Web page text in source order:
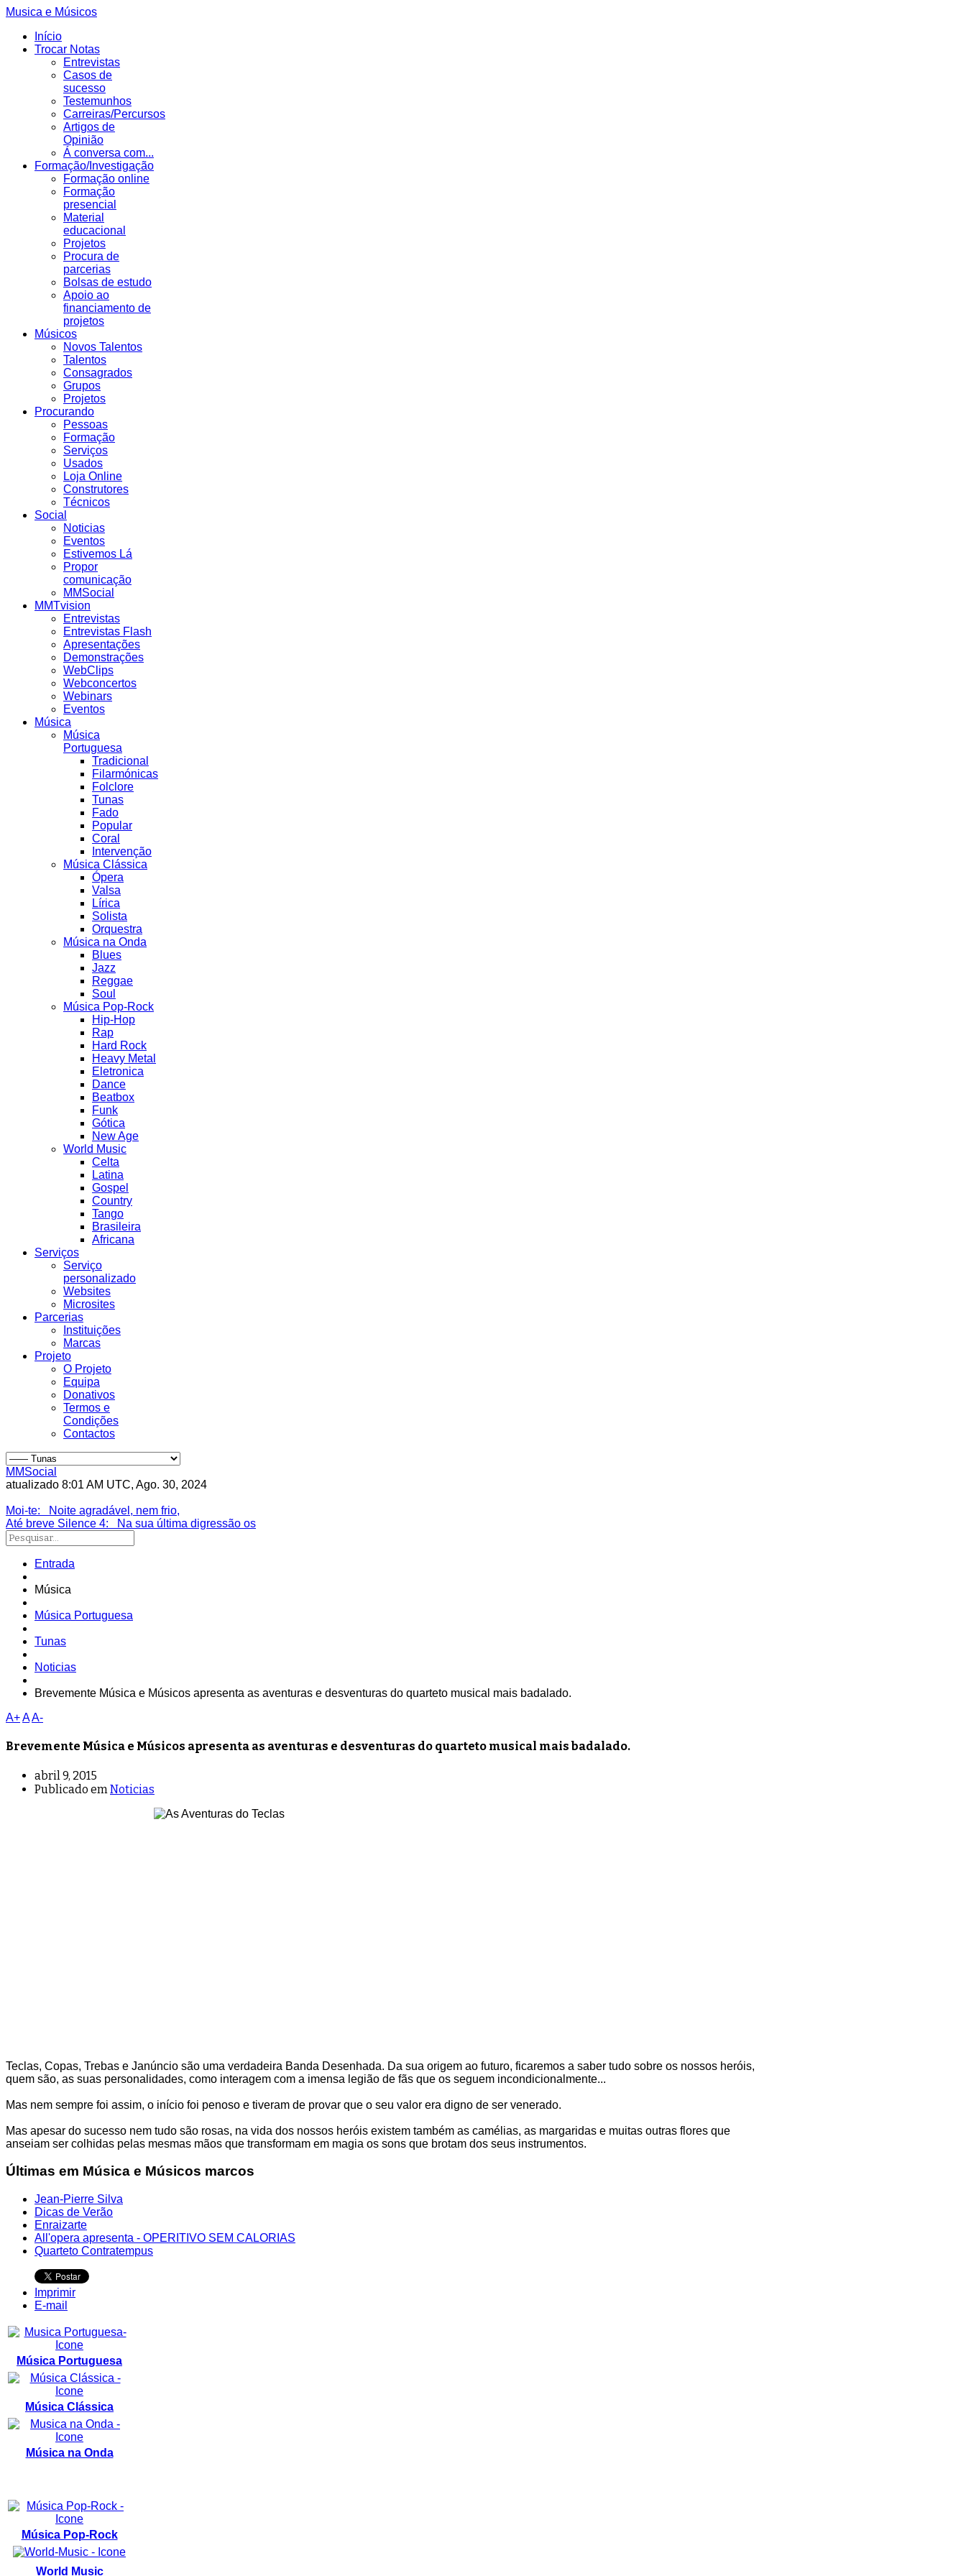
Musica e Músicos
Início
Trocar Notas
Entrevistas
Casos de
sucesso
Testemunhos
Carreiras/Percursos
Artigos de
Opinião
Á conversa com...
Formação/Investigação
Formação online
Formação
presencial
Material
educacional
Projetos
Procura de
parcerias
Bolsas de estudo
Apoio ao
financiamento de
projetos
Músicos
Novos Talentos
Talentos
Consagrados
Grupos
Projetos
Procurando
Pessoas
Formação
Serviços
Usados
Loja Online
Construtores
Técnicos
Social
Noticias
Eventos
Estivemos Lá
Propor
comunicação
MMSocial
MMTvision
Entrevistas
Entrevistas Flash
Apresentações
Demonstrações
WebClips
Webconcertos
Webinars
Eventos
Música
Música
Portuguesa
Tradicional
Filarmónicas
Folclore
Tunas
Fado
Popular
Coral
Intervenção
Música Clássica
Ópera
Valsa
Lírica
Solista
Orquestra
Música na Onda
Blues
Jazz
Reggae
Soul
Música Pop-Rock
Hip-Hop
Rap
Hard Rock
Heavy Metal
Eletronica
Dance
Beatbox
Funk
Gótica
New Age
World Music
Celta
Latina
Gospel
Country
Tango
Brasileira
Africana
Serviços
Serviço
personalizado
Websites
Microsites
Parcerias
Instituições
Marcas
Projeto
O Projeto
Equipa
Donativos
Termos e
Condições
Contactos
MMSocial
atualizado 8:01 AM UTC, Ago. 30, 2024
Moi-te: Noite agradável, nem frio,
Até breve Silence 4: Na sua última digressão os
Entrada
Música
Música Portuguesa
Tunas
Noticias
Brevemente Música e Músicos apresenta as aventuras e desventuras do quarteto musical mais badalado.
A+AA-
Brevemente Música e Músicos apresenta as aventuras e desventuras do quarteto musical mais badalado.
abril 9, 2015
Publicado em Noticias
Teclas, Copas, Trebas e Janúncio são uma verdadeira Banda Desenhada. Da sua origem ao futuro, ficaremos a saber tudo sobre os nossos heróis,
quem são, as suas personalidades, como interagem com a imensa legião de fãs que os seguem incondicionalmente...
Mas nem sempre foi assim, o início foi penoso e tiveram de provar que o seu valor era digno de ser venerado.
Mas apesar do sucesso nem tudo são rosas, na vida dos nossos heróis existem também as camélias, as margaridas e muitas outras flores que
anseiam ser colhidas pelas mesmas mãos que transformam em magia os sons que brotam dos seus instrumentos.
Últimas em Música e Músicos marcos
Jean-Pierre Silva
Dicas de Verão
Enraizarte
All'opera apresenta - OPERITIVO SEM CALORIAS
Quarteto Contratempus
Imprimir
E-mail
Música Portuguesa
Música Clássica
Música na Onda
Música Pop-Rock
World Music